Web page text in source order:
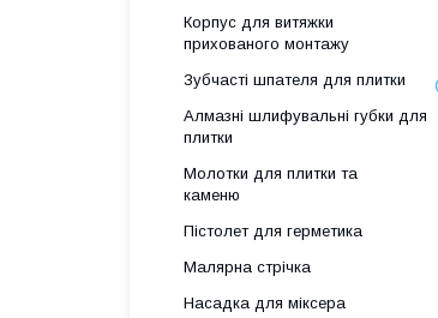
Корпус для витяжки
прихованого монтажу
Зубчасті шпателя для плитки
Алмазні шлифувальні губки для
плитки
Молотки для плитки та
каменю
Пістолет для герметика
Малярна стрічка
Насадка для міксера